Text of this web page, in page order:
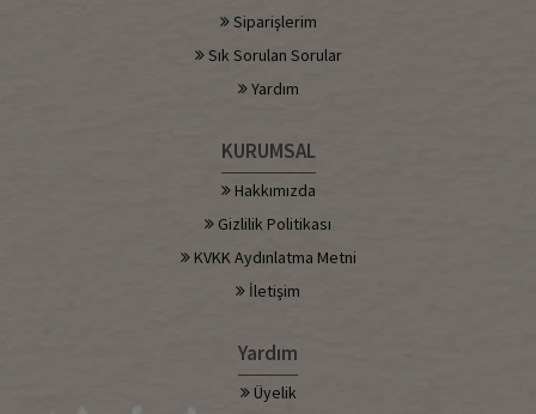
Siparişlerim
Sık Sorulan Sorular
Yardım
KURUMSAL
Hakkımızda
Gizlilik Politikası
KVKK Aydınlatma Metni
İletişim
Yardım
Üyelik